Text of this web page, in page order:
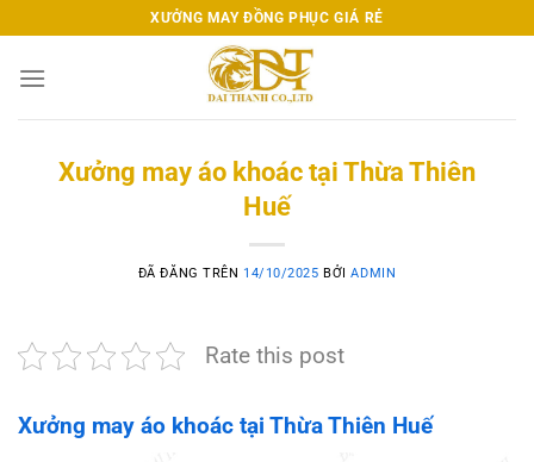
đến
nội
XƯỞNG MAY ĐỒNG PHỤC GIÁ RẺ
Xưởng may áo khoác tại Thừa Thiên
Huế
ĐÃ ĐĂNG TRÊN 14/10/2025 BỞIADMIN
Rate this post
Xưởng may áo khoác tại Thừa Thiên Huế